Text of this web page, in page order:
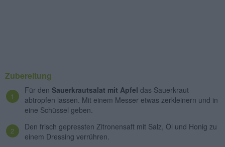
Zubereitung
Für den Sauerkrautsalat mit Apfel das Sauerkraut
abtropfen lassen. Mit einem Messer etwas zerkleinern und in
eine Schüssel geben.
Den frisch gepressten Zitronensaft mit Salz, Öl und Honig zu
einem Dressing verrühren.